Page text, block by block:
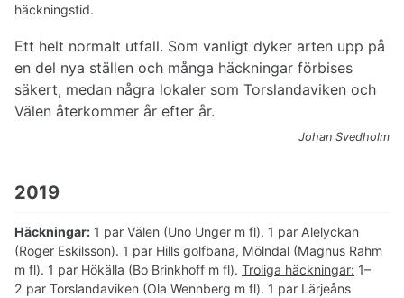
häckningstid.
Ett helt normalt utfall. Som vanligt dyker arten upp på
en del nya ställen och många häckningar förbises
säkert, medan några lokaler som Torslandaviken och
Välen återkommer år efter år.
Johan Svedholm
2019
Häckningar: 1 par Välen (Uno Unger m fl). 1 par Alelyckan
(Roger Eskilsson). 1 par Hills golfbana, Mölndal (Magnus Rahm
m fl). 1 par Hökälla (Bo Brinkhoff m fl). Troliga häckningar: 1–
2 par Torslandaviken (Ola Wennberg m fl). 1 par Lärjeåns